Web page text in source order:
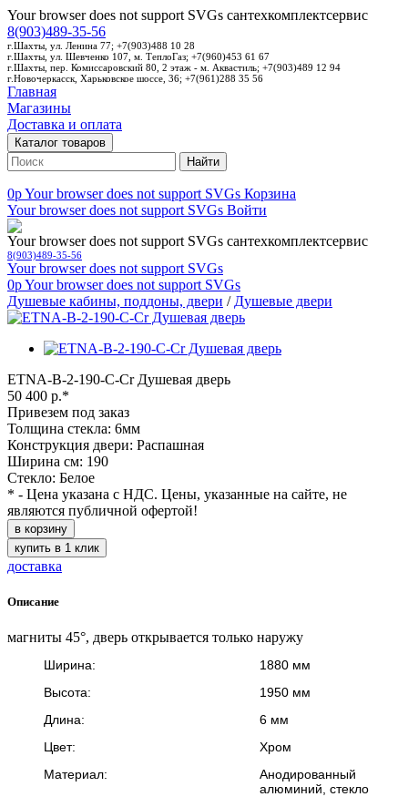
Your browser does not support SVGs сантехкомплектсервис
8(903)489-35-56
г.Шахты, ул. Ленина 77; +7(903)488 10 28
г.Шахты, ул. Шевченко 107, м. ТеплоГаз; +7(960)453 61 67
г.Шахты, пер. Комиссаровский 80, 2 этаж - м. Аквастиль; +7(903)489 12 94
г.Новочеркасск, Харьковское шоссе, 36; +7(961)288 35 56
Главная
Магазины
Доставка и оплата
Каталог товаров
Найти
0pYour browser does not support SVGs Корзина
Your browser does not support SVGs Войти
Your browser does not support SVGs сантехкомплектсервис
8(903)489-35-56
Your browser does not support SVGs
0pYour browser does not support SVGs
Душевые кабины, поддоны, двери / Душевые двери
ETNA-B-2-190-C-Cr Душевая дверь
50 400 р.*
Привезем под заказ
Толщина стекла: 6мм
Конструкция двери: Распашная
Ширина см: 190
Стекло: Белое
* - Цена указана с НДС. Цены, указанные на сайте, не
являются публичной офертой!
в корзину
купить в 1 клик
доставка
Описание
магниты 45°, дверь открывается только наружу
Ширина:
1880 мм
Высота:
1950 мм
Длина:
6 мм
Цвет:
Хром
Материал:
Анодированный
алюминий, стекло